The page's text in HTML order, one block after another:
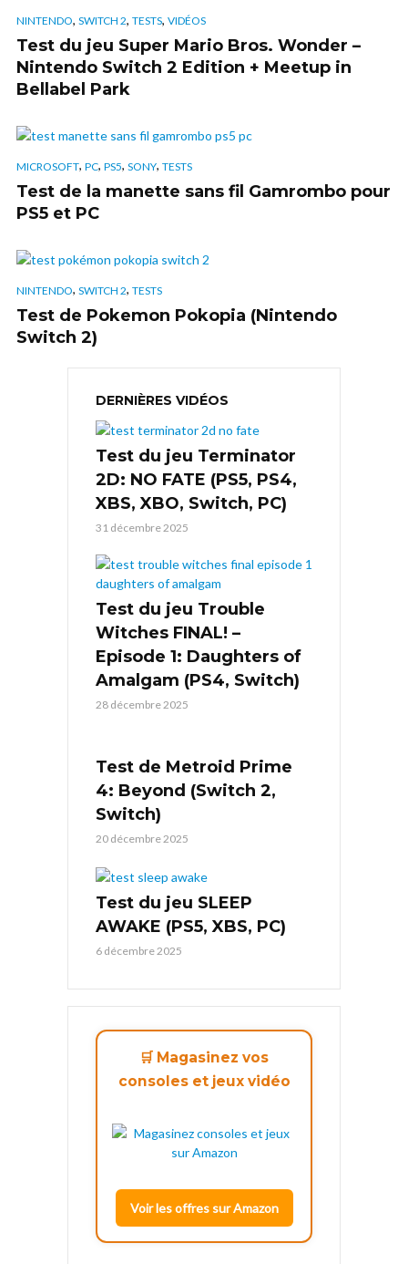
NINTENDO, SWITCH 2, TESTS, VIDÉOS
Test du jeu Super Mario Bros. Wonder –
Nintendo Switch 2 Edition + Meetup in
Bellabel Park
MICROSOFT, PC, PS5, SONY, TESTS
Test de la manette sans fil Gamrombo pour
PS5 et PC
NINTENDO, SWITCH 2, TESTS
Test de Pokemon Pokopia (Nintendo
Switch 2)
DERNIÈRES VIDÉOS
Test du jeu Terminator
2D: NO FATE (PS5, PS4,
XBS, XBO, Switch, PC)
31 décembre 2025
Test du jeu Trouble
Witches FINAL! –
Episode 1: Daughters of
Amalgam (PS4, Switch)
28 décembre 2025
Test de Metroid Prime
4: Beyond (Switch 2,
Switch)
20 décembre 2025
Test du jeu SLEEP
AWAKE (PS5, XBS, PC)
6 décembre 2025
🛒 Magasinez vos
consoles et jeux vidéo
Voir les offres sur Amazon